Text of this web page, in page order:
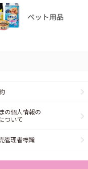
の個人情報の
ついて
管理者標識